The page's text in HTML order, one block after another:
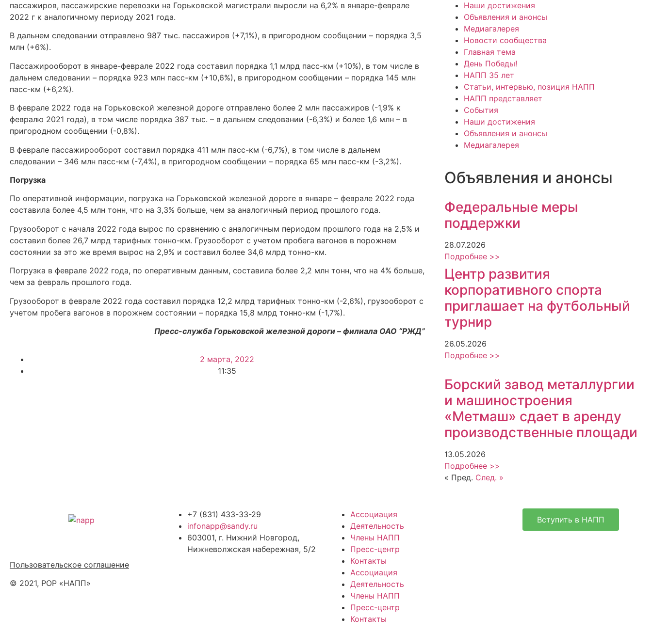
пассажиров, пассажирские перевозки на Горьковской магистрали выросли на 6,2% в январе-феврале
2022 г к аналогичному периоду 2021 года.
В дальнем следовании отправлено 987 тыс. пассажиров (+7,1%), в пригородном сообщении – порядка 3,5
млн (+6%).
Пассажирооборот в январе-феврале 2022 года составил порядка 1,1 млрд пасс-км (+10%), в том числе в
дальнем следовании – порядка 923 млн пасс-км (+10,6%), в пригородном сообщении – порядка 145 млн
пасс-км (+6,2%).
В феврале 2022 года на Горьковской железной дороге отправлено более 2 млн пассажиров (-1,9% к
февралю 2021 года), в том числе порядка 387 тыс. – в дальнем следовании (-6,3%) и более 1,6 млн – в
пригородном сообщении (-0,8%).
В феврале пассажирооборот составил порядка 411 млн пасс-км (-6,7%), в том числе в дальнем
следовании – 346 млн пасс-км (-7,4%), в пригородном сообщении – порядка 65 млн пасс-км (-3,2%).
Погрузка
По оперативной информации, погрузка на Горьковской железной дороге в январе – феврале 2022 года
составила более 4,5 млн тонн, что на 3,3% больше, чем за аналогичный период прошлого года.
Грузооборот с начала 2022 года вырос по сравнению с аналогичным периодом прошлого года на 2,5% и
составил более 26,7 млрд тарифных тонно-км. Грузооборот с учетом пробега вагонов в порожнем
состоянии за это же время вырос на 2,9% и составил более 34,6 млрд тонно-км.
Погрузка в феврале 2022 года, по оперативным данным, составила более 2,2 млн тонн, что на 4% больше,
чем за февраль прошлого года.
Грузооборот в феврале 2022 года составил порядка 12,2 млрд тарифных тонно-км (-2,6%), грузооборот с
учетом пробега вагонов в порожнем состоянии – порядка 15,8 млрд тонно-км (-1,7%).
Пресс-служба Горьковской железной дороги – филиала ОАО “РЖД”
2 марта, 2022
11:35
Наши достижения
Объявления и анонсы
Медиагалерея
Новости сообщества
Главная тема
День Победы!
НАПП 35 лет
Статьи, интервью, позиция НАПП
НАПП представляет
События
Наши достижения
Объявления и анонсы
Медиагалерея
Объявления и анонсы
Федеральные меры
поддержки
28.07.2026
Подробнее >>
Центр развития
корпоративного спорта
приглашает на футбольный
турнир
26.05.2026
Подробнее >>
Борский завод металлургии
и машиностроения
«Метмаш» сдает в аренду
производственные площади
13.05.2026
Подробнее >>
« Пред. След. »
Пользовательское соглашение
© 2021, РОР «НАПП»
+7 (831) 433-33-29
infonapp@sandy.ru
603001, г. Нижний Новгород,
Нижневолжская набережная, 5/2
Ассоциация
Деятельность
Члены НАПП
Пресс-центр
Контакты
Ассоциация
Деятельность
Члены НАПП
Пресс-центр
Контакты
Вступить в НАПП